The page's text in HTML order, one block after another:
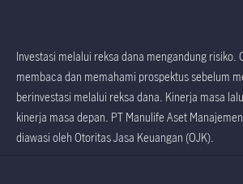
Investasi melalui reksa dana mengandung risiko.
membaca dan memahami prospektus sebelum
berinvestasi melalui reksa dana. Kinerja masa
kinerja masa depan. PT Manulife Aset
diawasi oleh Otoritas Jasa Keuangan (OJK).